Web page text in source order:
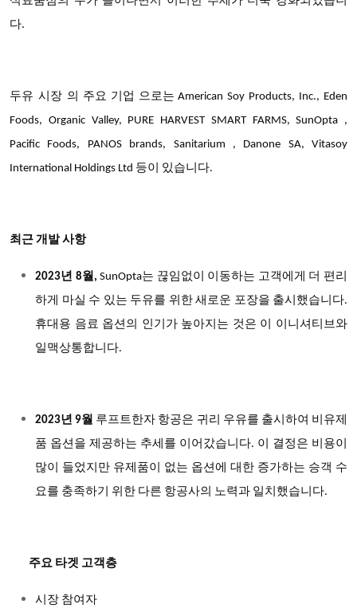
다.
두유 시장 의 주요 기업 으로는 American Soy Products, Inc., Eden
Foods, Organic Valley, PURE HARVEST SMART FARMS, SunOpta ,
Pacific Foods, PANOS brands, Sanitarium , Danone SA, Vitasoy
International Holdings Ltd 등이 있습니다.
최근 개발 사항
2023년 8월,SunOpta는 끊임없이 이동하는 고객에게 더 편리
하게 마실 수 있는 두유를 위한 새로운 포장을 출시했습니다.
휴대용 음료 옵션의 인기가 높아지는 것은 이 이니셔티브와
일맥상통합니다.
2023년 9월 루프트한자 항공은 귀리 우유를 출시하여 비유제
품 옵션을 제공하는 추세를 이어갔습니다. 이 결정은 비용이
많이 들었지만 유제품이 없는 옵션에 대한 증가하는 승객 수
요를 충족하기 위한 다른 항공사의 노력과 일치했습니다.
주요 타겟 고객층
시장 참여자